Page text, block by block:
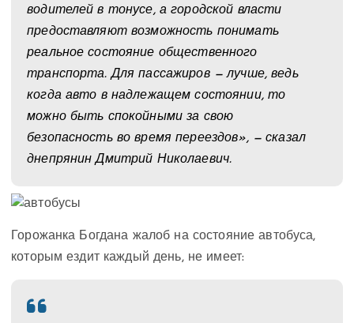
водителей в тонусе, а городской власти
предоставляют возможность понимать
реальное состояние общественного
транспорта. Для пассажиров — лучше, ведь
когда авто в надлежащем состоянии, то
можно быть спокойными за свою
безопасность во время переездов», — сказал
днепрянин Дмитрий Николаевич.
Горожанка Богдана жалоб на состояние автобуса,
которым ездит каждый день, не имеет: